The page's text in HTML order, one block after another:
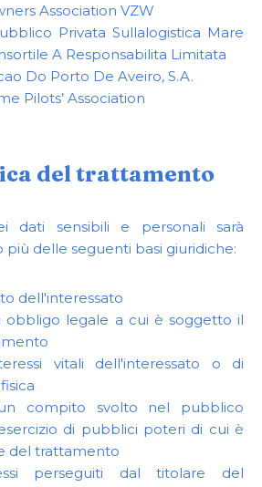
Association VZW
Privata Sullalogistica Mare
A Responsabilita Limitata
Do Porto De Aveiro, S.A.
Pilots’ Association
del trattamento
dati sensibili e personali sarà
delle seguenti basi giuridiche:
dell'interessato
obbligo legale a cui è soggetto il
vitali dell'interessato o di
compito svolto nel pubblico
di pubblici poteri di cui è
del trattamento
perseguiti dal titolare del